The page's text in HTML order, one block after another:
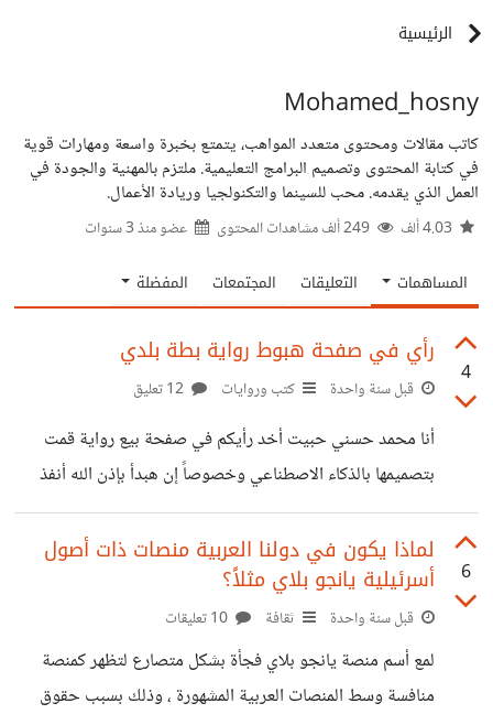
الرئيسية
Mohamed_hosny
كاتب مقالات ومحتوى متعدد المواهب، يتمتع بخبرة واسعة ومهارات قوية
في كتابة المحتوى وتصميم البرامج التعليمية. ملتزم بالمهنية والجودة في
العمل الذي يقدمه. محب للسينما والتكنولجيا وريادة الأعمال.
عضو منذ3 سنوات
المساهمات التعليقات المجتمعات المفضلة
4
رأي في صفحة هبوط رواية بطة بلدي
قبل سنة واحدة كتب وروايات
أنا محمد حسني حبيت أخد رأيكم في صفحة بيع رواية قمت
بتصميمها بالذكاء الاصطناعي وخصوصاً إن هبدأ بإذن الله أنفذ
حملة إعلانية مدفوعة للرواية على مواقع التواصل ، فبعد أذنكم
محتاج أعرف رأيكم سواء في صفحة البيع أو شكل الدعاية أو
إعلان الرواية.. https://localduck-landing-
ar.lovable.app/?
fbclid=IwY2xjawM9Cm9leHRuA2FlbQIxMABicml
kETFvbU1NQUlBd2xjdERWT29SAR7NO2bWc28X
6
لماذا يكون في دولنا العربية منصات ذات أصول
أسرئيلية يانجو بلاي مثلاً؟
قبل سنة واحدة ثقافة
لمع أسم منصة يانجو بلاي فجأة بشكل متصارع لتظهر كمنصة
منافسة وسط المنصات العربية المشهورة ، وذلك بسبب حقوق